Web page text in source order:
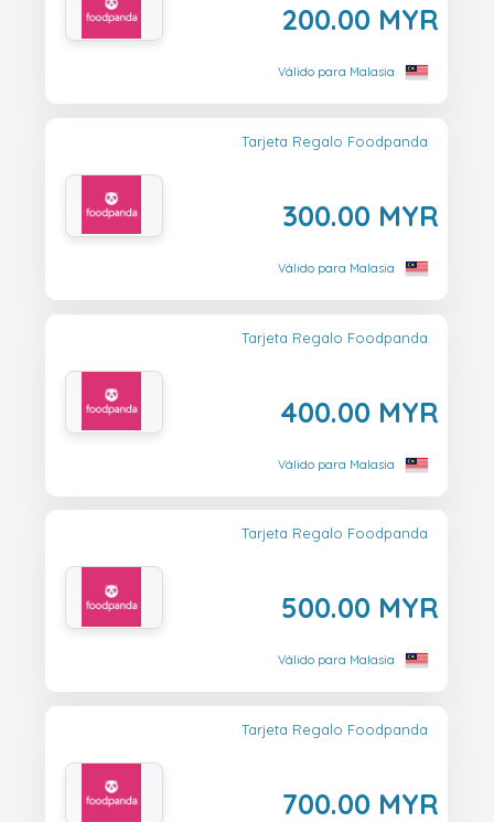
200.00 MYR
Válido para Malasia
Tarjeta Regalo Foodpanda
300.00 MYR
Válido para Malasia
Tarjeta Regalo Foodpanda
400.00 MYR
Válido para Malasia
Tarjeta Regalo Foodpanda
500.00 MYR
Válido para Malasia
Tarjeta Regalo Foodpanda
700.00 MYR